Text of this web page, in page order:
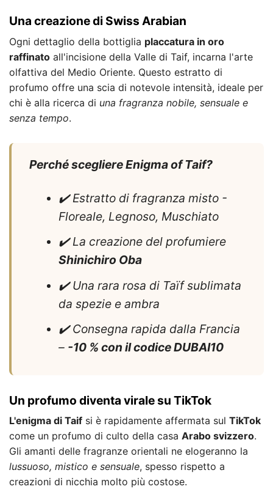
Una creazione di Swiss Arabian
Ogni dettaglio della bottiglia placcatura in oro
raffinato all'incisione della Valle di Taif, incarna l'arte
olfattiva del Medio Oriente. Questo estratto di
profumo offre una scia di notevole intensità, ideale per
chi è alla ricerca di una fragranza nobile, sensuale e
senza tempo.
Perché scegliere Enigma of Taif?
✔️ Estratto di fragranza misto -
Floreale, Legnoso, Muschiato
✔️ La creazione del profumiere
Shinichiro Oba
✔️ Una rara rosa di Taïf sublimata
da spezie e ambra
✔️ Consegna rapida dalla Francia
– -10 % con il codice DUBAI10
Un profumo diventa virale su TikTok
L'enigma di Taif si è rapidamente affermata sul TikTok
come un profumo di culto della casa Arabo svizzero.
Gli amanti delle fragranze orientali ne elogeranno la
lussuoso, mistico e sensuale, spesso rispetto a
creazioni di nicchia molto più costose.